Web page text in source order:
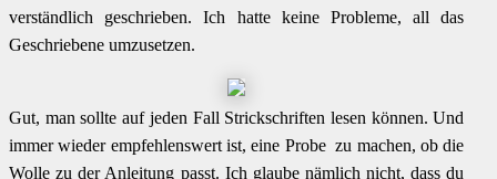
verständlich geschrieben. Ich hatte keine Probleme, all das
Geschriebene umzusetzen.
Gut, man sollte auf jeden Fall Strickschriften lesen können. Und
immer wieder empfehlenswert ist, eine Probe zu machen, ob die
Wolle zu der Anleitung passt. Ich glaube nämlich nicht, dass du